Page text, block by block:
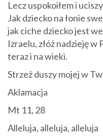
Lecz uspokoiłem i
Jak dziecko na łonie
jak ciche dziecko jest
Izraelu, złóż nadzieję w
teraz i na wieki.
Strzeż duszy mojej w
Aklamacja
Mt 11, 28
Alleluja, alleluja, alleluja